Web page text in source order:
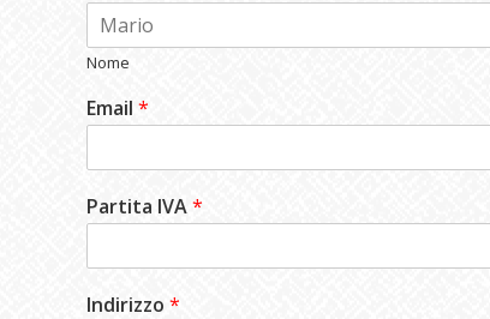
Nome
Email *
Partita IVA*
Indirizzo *